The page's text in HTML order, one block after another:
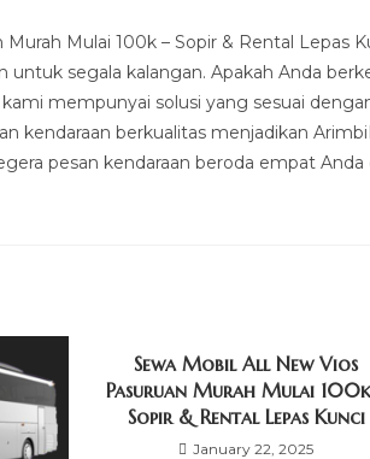
Mulai 100k – Sopir & Rental Lepas
untuk segala kalangan. Apakah Anda
mempunyai solusi yang sesuai
kendaraan berkualitas menjadikan
pesan kendaraan beroda empat
Sewa Mobil All New Vios
Pasuruan Murah Mulai
Sopir & Rental Lepas Kunci
January 22, 2025